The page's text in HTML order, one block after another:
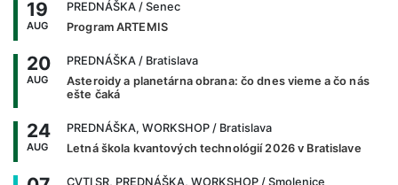
19
AUG
PREDNÁŠKA / Senec
Program ARTEMIS
20
AUG
PREDNÁŠKA / Bratislava
Asteroidy a planetárna obrana: čo dnes vieme a čo nás
ešte čaká
24
AUG
PREDNÁŠKA, WORKSHOP / Bratislava
Letná škola kvantových technológií 2026 v Bratislave
CVTI SR, PREDNÁŠKA, WORKSHOP / Smolenice